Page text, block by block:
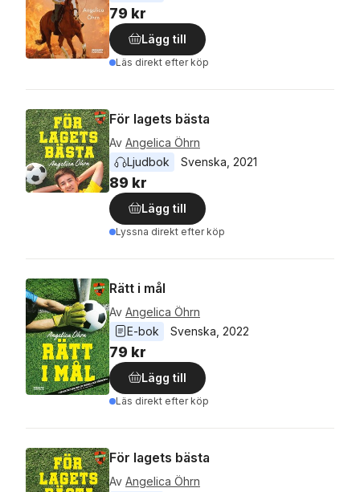
79 kr
Lägg till
Läs direkt efter köp
För lagets bästa
Av Angelica Öhrn
Ljudbok
Svenska 2021
89 kr
Lägg till
Lyssna direkt efter köp
Rätt i mål
Av Angelica Öhrn
E-bok
Svenska 2022
79 kr
Lägg till
Läs direkt efter köp
För lagets bästa
Av Angelica Öhrn